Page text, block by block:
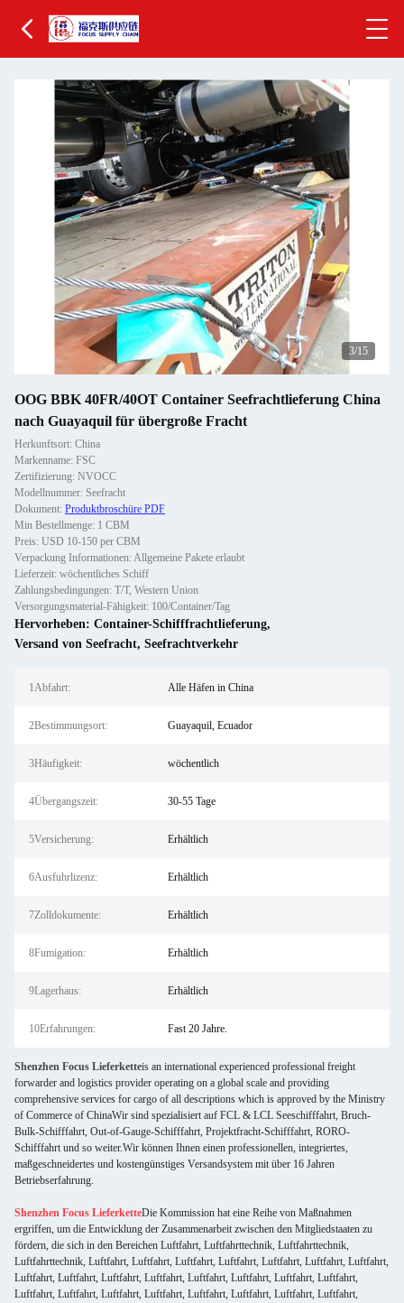
4/15
OOG BBK 40FR/40OT Container Seefrachtlieferung China
nach Guayaquil für übergroße Fracht
Herkunftsort: China
Markenname: FSC
Zertifizierung: NVOCC
Modellnummer: Seefracht
Dokument: Produktbroschüre PDF
Min Bestellmenge: 1 CBM
Preis: USD 10-150 per CBM
Verpackung Informationen: Allgemeine Pakete erlaubt
Lieferzeit: wöchentliches Schiff
Zahlungsbedingungen: T/T, Western Union
Versorgungsmaterial-Fähigkeit: 100/Container/Tag
Hervorheben: Container-Schifffrachtlieferung,
Versand von Seefracht, Seefrachtverkehr
1Abfahrt: Alle Häfen in China
2Bestimmungsort: Guayaquil, Ecuador
3Häufigkeit: wöchentlich
4Übergangszeit: 30-55 Tage
5Versicherung: Erhältlich
6Ausfuhrlizenz: Erhältlich
7Zolldokumente: Erhältlich
8Fumigation: Erhältlich
9Lagerhaus: Erhältlich
10Erfahrungen: Fast 20 Jahre.
Shenzhen Focus Lieferketteis an international experienced professional freight
forwarder and logistics provider operating on a global scale and providing
comprehensive services for cargo of all descriptions which is approved by the Ministry
of Commerce of ChinaWir sind spezialisiert auf FCL & LCL Seeschifffahrt, Bruch-
Bulk-Schifffahrt, Out-of-Gauge-Schifffahrt, Projektfracht-Schifffahrt, RORO-
Schifffahrt und so weiter.Wir können Ihnen einen professionellen, integriertes,
maßgeschneidertes und kostengünstiges Versandsystem mit über 16 Jahren
Betriebserfahrung.
Shenzhen Focus LieferketteDie Kommission hat eine Reihe von Maßnahmen
ergriffen, um die Entwicklung der Zusammenarbeit zwischen den Mitgliedstaaten zu
fördern, die sich in den Bereichen Luftfahrt, Luftfahrttechnik, Luftfahrttechnik,
Luftfahrttechnik, Luftfahrt, Luftfahrt, Luftfahrt, Luftfahrt, Luftfahrt, Luftfahrt, Luftfahrt,
Luftfahrt, Luftfahrt, Luftfahrt, Luftfahrt, Luftfahrt, Luftfahrt, Luftfahrt, Luftfahrt,
Luftfahrt, Luftfahrt, Luftfahrt, Luftfahrt, Luftfahrt, Luftfahrt, Luftfahrt, Luftfahrt,